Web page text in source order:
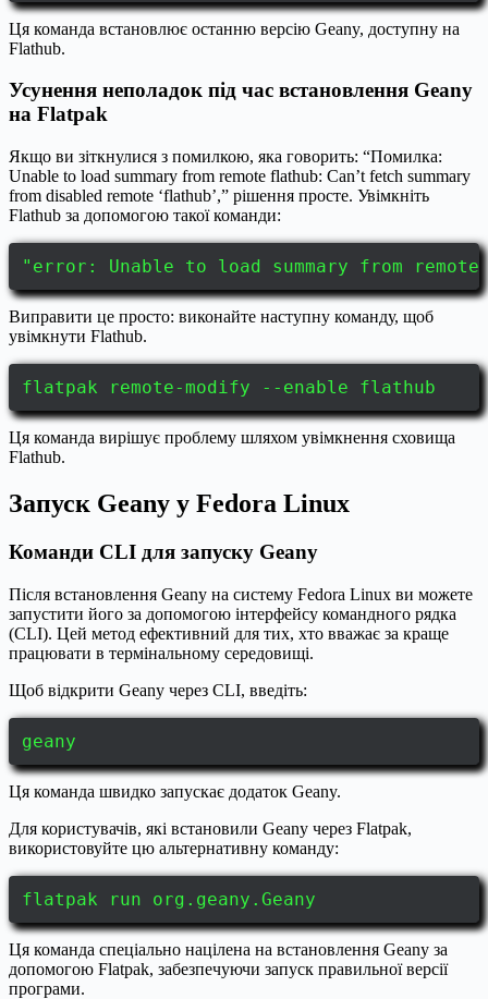
Ця команда встановлює останню версію Geany, доступну на
Flathub.
Усунення неполадок під час встановлення Geany
на Flatpak
Якщо ви зіткнулися з помилкою, яка говорить: “Помилка:
Unable to load summary from remote flathub: Can’t fetch summary
from disabled remote ‘flathub’,” рішення просте. Увімкніть
Flathub за допомогою такої команди:
"error: Unable to load summary from
Виправити це просто: виконайте наступну команду, щоб
увімкнути Flathub.
flatpak remote-modify --enable flathub
Ця команда вирішує проблему шляхом увімкнення сховища
Flathub.
Запуск Geany у Fedora Linux
Команди CLI для запуску Geany
Після встановлення Geany на систему Fedora Linux ви можете
запустити його за допомогою інтерфейсу командного рядка
(CLI). Цей метод ефективний для тих, хто вважає за краще
працювати в термінальному середовищі.
Щоб відкрити Geany через CLI, введіть:
geany
Ця команда швидко запускає додаток Geany.
Для користувачів, які встановили Geany через Flatpak,
використовуйте цю альтернативну команду:
flatpak run org.geany.Geany
Ця команда спеціально націлена на встановлення Geany за
допомогою Flatpak, забезпечуючи запуск правильної версії
програми.